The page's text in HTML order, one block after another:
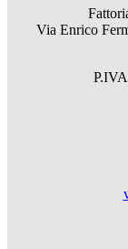
Via Enrico